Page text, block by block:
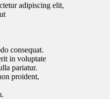
adipiscing elit,
consequat.
in voluptate
pariatur.
proident,